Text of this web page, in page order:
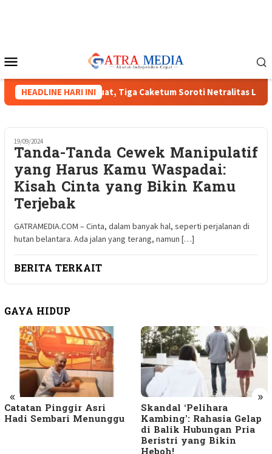
Mobile
HEADLINE HARI INI
HIPMI XVIII Menguat, Tiga Caketum Soroti Netralitas Lampung
19/09/2024
Tanda-Tanda Cewek Manipulatif
yang Harus Kamu Waspadai:
Kisah Cinta yang Bikin Kamu
Terjebak
GATRAMEDIA.COM – Cinta, dalam banyak hal, seperti perjalanan di
hutan belantara. Ada jalan yang terang, namun […]
BERITA TERKAIT
GAYA HIDUP
« »
Catatan Pinggir Asri
Hadi Sembari Menunggu
Skandal ‘Pelihara
Kambing’: Rahasia Gelap
di Balik Hubungan Pria
Beristri yang Bikin